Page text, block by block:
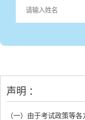
声明 ：
（一）由于考试政策等